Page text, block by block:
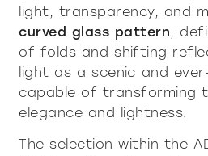
light, transparency, and
curved glass pattern,
of folds and shifting
light as a scenic and
capable of transforming
elegance and lightness.
The selection within the